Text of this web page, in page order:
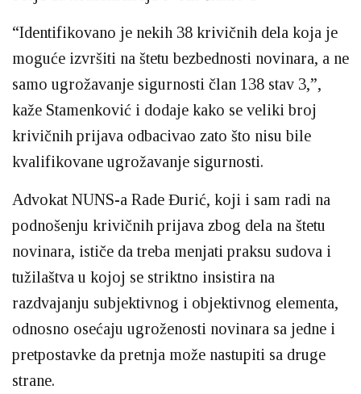
“Identifikovano je nekih 38 krivičnih dela koja je
moguće izvršiti na štetu bezbednosti novinara, a ne
samo ugrožavanje sigurnosti član 138 stav 3,”,
kaže Stamenković i dodaje kako se veliki broj
krivičnih prijava odbacivao zato što nisu bile
kvalifikovane ugrožavanje sigurnosti.
Advokat NUNS-a Rade Đurić, koji i sam radi na
podnošenju krivičnih prijava zbog dela na štetu
novinara, ističe da treba menjati praksu sudova i
tužilaštva u kojoj se striktno insistira na
razdvajanju subjektivnog i objektivnog elementa,
odnosno osećaju ugroženosti novinara sa jedne i
pretpostavke da pretnja može nastupiti sa druge
strane.